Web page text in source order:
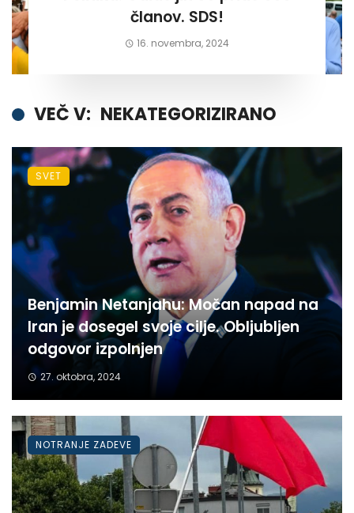
članov. SDS!
16. novembra, 2024
VEČ V: NEKATEGORIZIRANO
Benjamin Netanjahu: Močan napad na
Iran je dosegel svoje cilje. Obljubljen
odgovor izpolnjen
27. oktobra, 2024
SVET
NOTRANJE ZADEVE